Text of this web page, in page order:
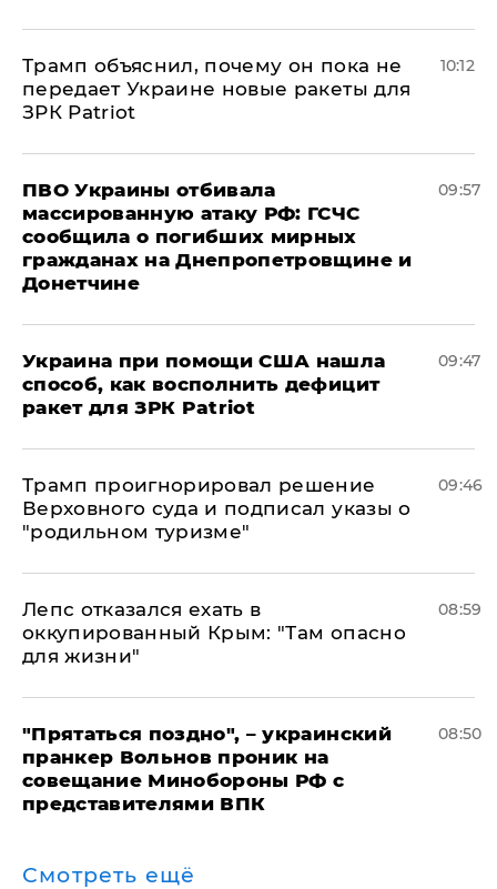
Трамп объяснил, почему он пока не
передает Украине новые ракеты для
ЗРК Patriot
10:12
ПВО Украины отбивала
массированную атаку РФ: ГСЧС
сообщила о погибших мирных
гражданах на Днепропетровщине и
Донетчине
09:57
Украина при помощи США нашла
способ, как восполнить дефицит
ракет для ЗРК Patriot
09:47
Трамп проигнорировал решение
Верховного суда и подписал указы о
"родильном туризме"
09:46
Лепс отказался ехать в
оккупированный Крым: "Там опасно
для жизни"
08:59
"Прятаться поздно", – украинский
пранкер Вольнов проник на
совещание Минобороны РФ с
представителями ВПК
08:50
Смотреть ещё